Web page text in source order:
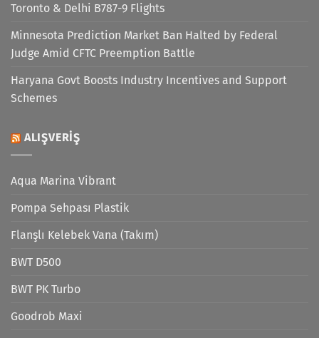
Toronto & Delhi B787-9 Flights
Minnesota Prediction Market Ban Halted by Federal
Judge Amid CFTC Preemption Battle
Haryana Govt Boosts Industry Incentives and Support
Schemes
ALIŞVERIŞ
Aqua Marina Vibrant
Pompa Sehpası Plastik
Flanşlı Kelebek Vana (Takım)
BWT D500
BWT PK Turbo
Goodrob Maxi